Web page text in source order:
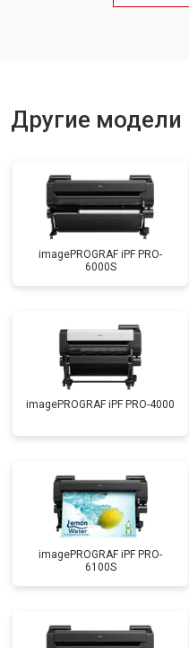
Другие модели
imagePROGRAF iPF PRO-
6000S
imagePROGRAF iPF PRO-4000
imagePROGRAF iPF PRO-
6100S